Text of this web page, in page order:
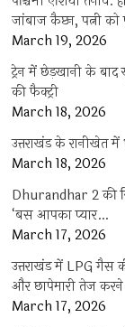
जांबाज कैप्टन, पत्नी
March 19, 2026
ट्रेन में छेड़खानी के
की फैक्ट्री
March 18, 2026
उत्तराखंड के
March 18, 2026
Dhurandhar 2 की
‘बस आपका प्यार…
March 17, 2026
उत्तराखंड में LPG गैस
और छापेमारी तेज करने
March 17, 2026